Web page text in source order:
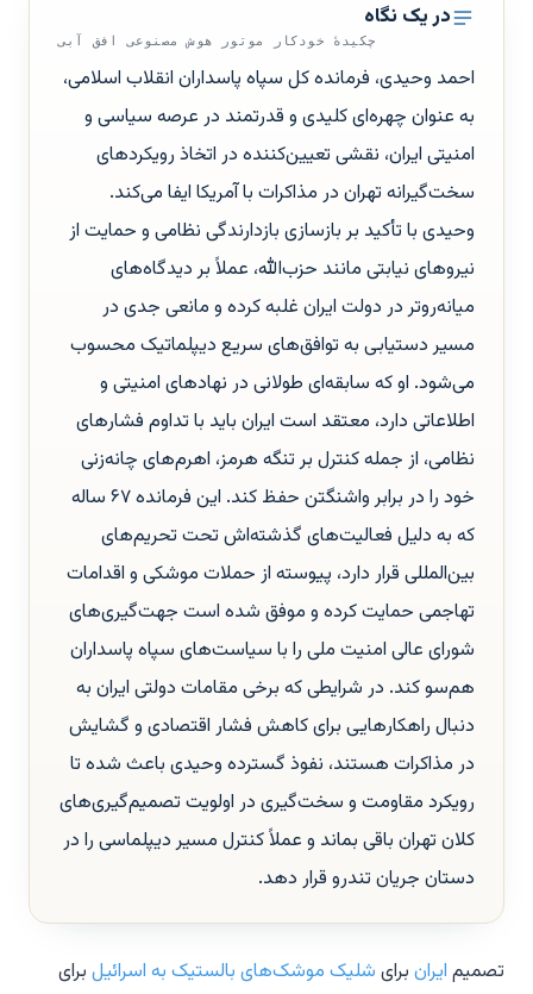
در یک نگاه
چکیدهٔ خودکار موتور هوش مصنوعی افق آبی
احمد وحیدی، فرمانده کل سپاه پاسداران انقلاب اسلامی،
به عنوان چهره‌ای کلیدی و قدرتمند در عرصه سیاسی و
امنیتی ایران، نقشی تعیین‌کننده در اتخاذ رویکردهای
سخت‌گیرانه تهران در مذاکرات با آمریکا ایفا می‌کند.
وحیدی با تأکید بر بازسازی بازدارندگی نظامی و حمایت از
نیروهای نیابتی مانند حزب‌الله، عملاً بر دیدگاه‌های
میانه‌روتر در دولت ایران غلبه کرده و مانعی جدی در
مسیر دستیابی به توافق‌های سریع دیپلماتیک محسوب
می‌شود. او که سابقه‌ای طولانی در نهادهای امنیتی و
اطلاعاتی دارد، معتقد است ایران باید با تداوم فشارهای
نظامی، از جمله کنترل بر تنگه هرمز، اهرم‌های چانه‌زنی
خود را در برابر واشنگتن حفظ کند. این فرمانده ۶۷ ساله
که به دلیل فعالیت‌های گذشته‌اش تحت تحریم‌های
بین‌المللی قرار دارد، پیوسته از حملات موشکی و اقدامات
تهاجمی حمایت کرده و موفق شده است جهت‌گیری‌های
شورای عالی امنیت ملی را با سیاست‌های سپاه پاسداران
هم‌سو کند. در شرایطی که برخی مقامات دولتی ایران به
دنبال راهکارهایی برای کاهش فشار اقتصادی و گشایش
در مذاکرات هستند، نفوذ گسترده وحیدی باعث شده تا
رویکرد مقاومت و سخت‌گیری در اولویت تصمیم‌گیری‌های
کلان تهران باقی بماند و عملاً کنترل مسیر دیپلماسی را در
دستان جریان تندرو قرار دهد.
تصمیم ایران برای شلیک موشک‌های بالستیک به اسرائیل برای